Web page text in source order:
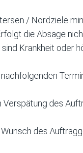
/ Nordziele
die Absage
Krankheit oder
des
des